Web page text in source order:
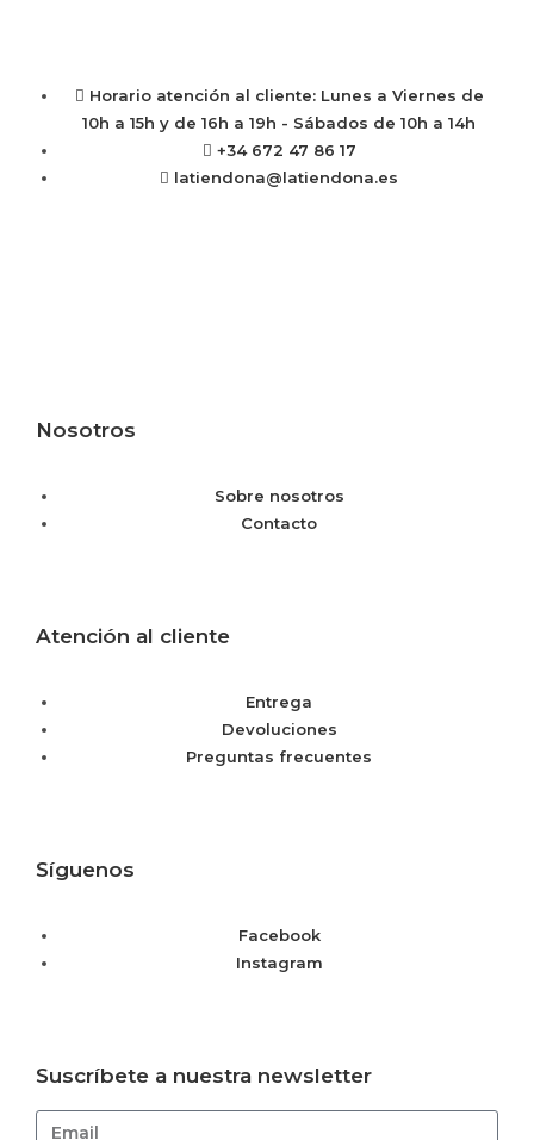
Horario atención al cliente: Lunes a Viernes de
10h a 15h y de 16h a 19h - Sábados de 10h a 14h
+34 672 47 86 17
latiendona@latiendona.es
Nosotros
Sobre nosotros
Contacto
Atención al cliente
Entrega
Devoluciones
Preguntas frecuentes
Síguenos
Facebook
Instagram
Suscríbete a nuestra newsletter